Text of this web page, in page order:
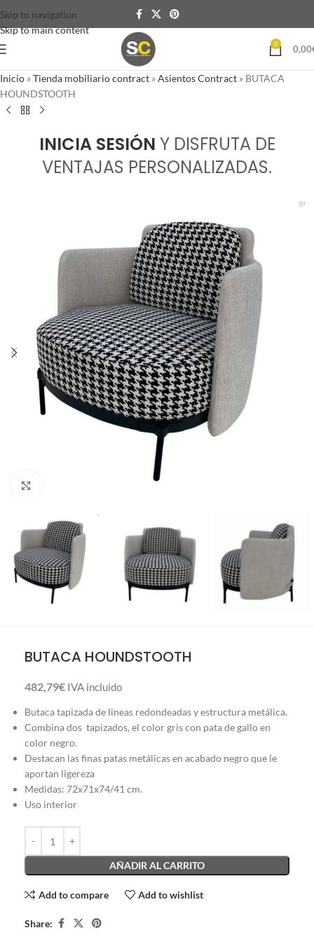
Skip to navigation
Skip to main content
0 0,00
Inicio »Tienda mobiliario contract »Asientos Contract » BUTACA
HOUNDSTOOTH
INICIA SESIÓN Y DISFRUTA DE
VENTAJAS PERSONALIZADAS.
BUTACA HOUNDSTOOTH
482,79€ IVA incluido
Butaca tapizada de lineas redondeadas y estructura metálica.
Combina dos tapizados, el color gris con pata de gallo en
color negro.
Destacan las finas patas metálicas en acabado negro que le
aportan ligereza
Medidas: 72x71x74/41 cm.
Uso interior
AÑADIR AL CARRITO
Add to compare Add to wishlist
Share: